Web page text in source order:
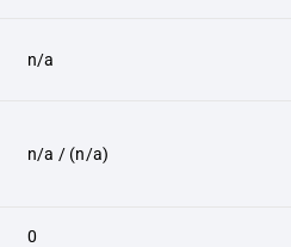
n/a
n/a / (n/a)
0